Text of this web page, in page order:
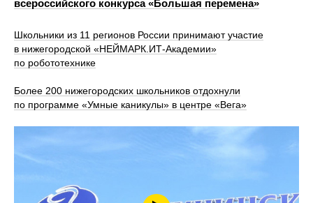
всероссийского конкурса «Большая перемена»
Школьники из 11 регионов России принимают участие
в нижегородской «НЕЙМАРК.ИТ-Академии»
по робототехнике
Более 200 нижегородских школьников отдохнули
по программе «Умные каникулы» в центре «Вега»